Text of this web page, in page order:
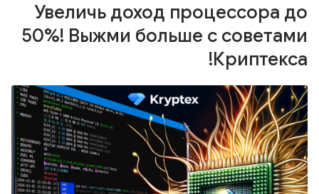
Увеличь доход процессора до
50%! Выжми больше с советами
Криптекса!